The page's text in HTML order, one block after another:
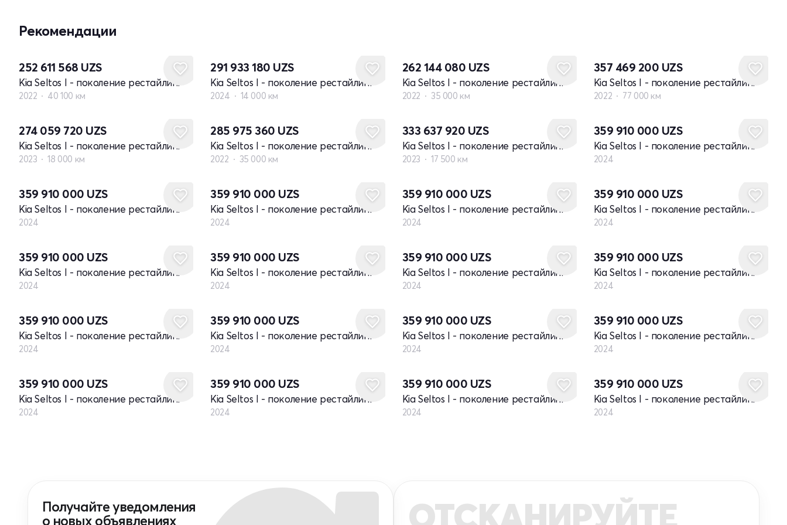
Рекомендации
252 611 568 UZS
Kia Seltos I - поколение рестайлинг
2022 40 100 км
291 933 180 UZS
Kia Seltos I - поколение рестайлинг
2024 14 000 км
262 144 080 UZS
Kia Seltos I - поколение рестайлинг
2022 35 000 км
357 469 200 UZS
Kia Seltos I - поколение рестайлинг
2022 77 000 км
274 059 720 UZS
Kia Seltos I - поколение рестайлинг
2023 18 000 км
285 975 360 UZS
Kia Seltos I - поколение рестайлинг
2022 35 000 км
333 637 920 UZS
Kia Seltos I - поколение рестайлинг
2023 17 500 км
359 910 000 UZS
Kia Seltos I - поколение рестайлинг
2024
359 910 000 UZS
Kia Seltos I - поколение рестайлинг
2024
359 910 000 UZS
Kia Seltos I - поколение рестайлинг
2024
359 910 000 UZS
Kia Seltos I - поколение рестайлинг
2024
359 910 000 UZS
Kia Seltos I - поколение рестайлинг
2024
359 910 000 UZS
Kia Seltos I - поколение рестайлинг
2024
359 910 000 UZS
Kia Seltos I - поколение рестайлинг
2024
359 910 000 UZS
Kia Seltos I - поколение рестайлинг
2024
359 910 000 UZS
Kia Seltos I - поколение рестайлинг
2024
359 910 000 UZS
Kia Seltos I - поколение рестайлинг
2024
359 910 000 UZS
Kia Seltos I - поколение рестайлинг
2024
359 910 000 UZS
Kia Seltos I - поколение рестайлинг
2024
359 910 000 UZS
Kia Seltos I - поколение рестайлинг
2024
359 910 000 UZS
Kia Seltos I - поколение рестайлинг
2024
359 910 000 UZS
Kia Seltos I - поколение рестайлинг
2024
359 910 000 UZS
Kia Seltos I - поколение рестайлинг
2024
359 910 000 UZS
Kia Seltos I - поколение рестайлинг
2024
Получайте уведомления
о новых объявлениях
ОТСКАНИРУЙТЕ